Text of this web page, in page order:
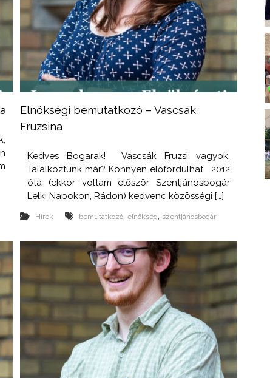
Elnökségi bemutatkozó – Vascsák
Fruzsina
Kedves Bogarak! Vascsák Fruzsi vagyok.
Találkoztunk már? Könnyen előfordulhat. 2012
óta (ekkor voltam először Szentjánosbogár
Lelki Napokon, Rádon) kedvenc közösségi […]
Hírek bemutatkozó, elnökség szentjánosbogár